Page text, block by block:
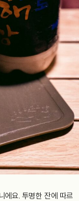
에요. 투명한 잔에 따르